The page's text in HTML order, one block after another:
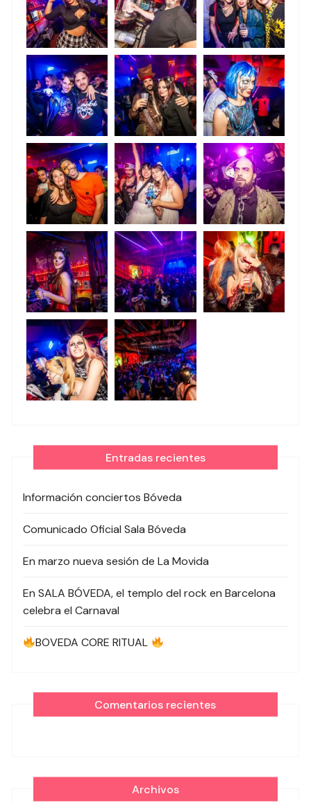
Entradas recientes
Información conciertos Bóveda
Comunicado Oficial Sala Bóveda
En marzo nueva sesión de La Movida
En SALA BÓVEDA, el templo del rock en Barcelona
celebra el Carnaval
BOVEDA CORE RITUAL
Comentarios recientes
Archivos